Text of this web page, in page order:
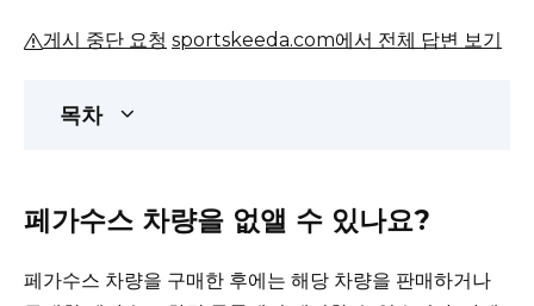
게시 중단 요청 sportskeeda.com에서 전체 답변 보기
목차
페가수스 차량을 없앨 수 있나요?
페가수스 차량을 구매한 후에는 해당 차량을 판매하거나